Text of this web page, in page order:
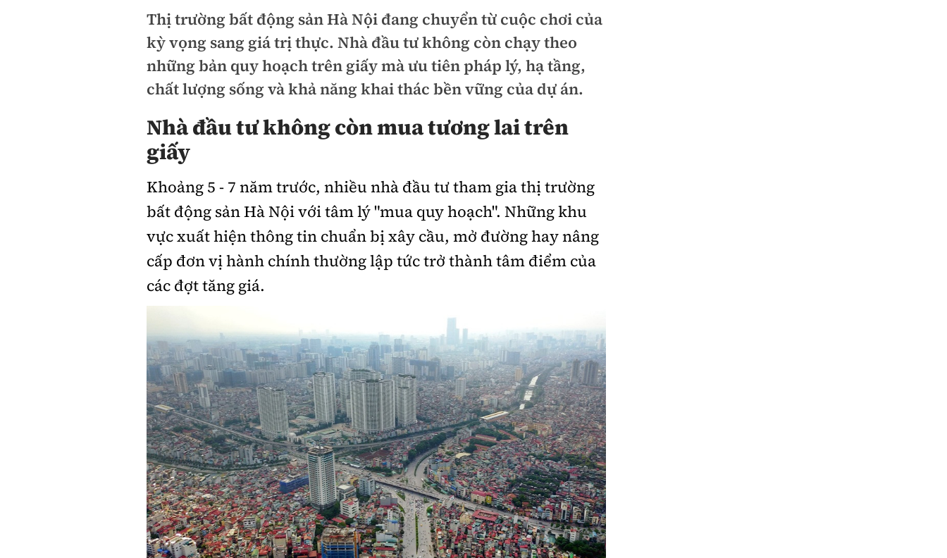
Thị trường bất động sản Hà Nội đang chuyển từ cuộc chơi của
kỳ vọng sang giá trị thực. Nhà đầu tư không còn chạy theo
những bản quy hoạch trên giấy mà ưu tiên pháp lý, hạ tầng,
chất lượng sống và khả năng khai thác bền vững của dự án.
Nhà đầu tư không còn mua tương lai trên
giấy
Khoảng 5 - 7 năm trước, nhiều nhà đầu tư tham gia thị trường
bất động sản Hà Nội với tâm lý "mua quy hoạch". Những khu
vực xuất hiện thông tin chuẩn bị xây cầu, mở đường hay nâng
cấp đơn vị hành chính thường lập tức trở thành tâm điểm của
các đợt tăng giá.